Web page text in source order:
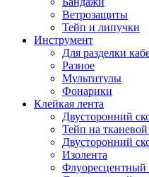
Ветрозащиты
Тейп и липучки
Инструмент
Для разделки
Разное
Мультитулы
Фонарики
Клейкая лента
Двусторонний
Тейп на
Двусторонний
Изолента
Флуоресцентный